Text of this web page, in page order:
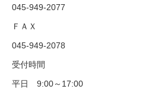
045-949-2077
ＦＡＸ
045-949-2078
受付時間
平日 9:00～17:00